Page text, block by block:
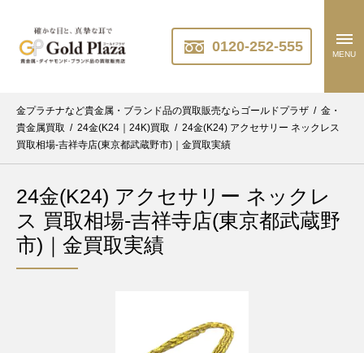
0120-252-555 MENU
金プラチナなど貴金属・ブランド品の買取販売ならゴールドプラザ / 金・
貴金属買取 / 24金(K24｜24K)買取 / 24金(K24) アクセサリー ネックレス
買取相場-吉祥寺店(東京都武蔵野市)｜金買取実績
24金(K24) アクセサリー ネックレ
ス 買取相場-吉祥寺店(東京都武蔵野
市)｜金買取実績